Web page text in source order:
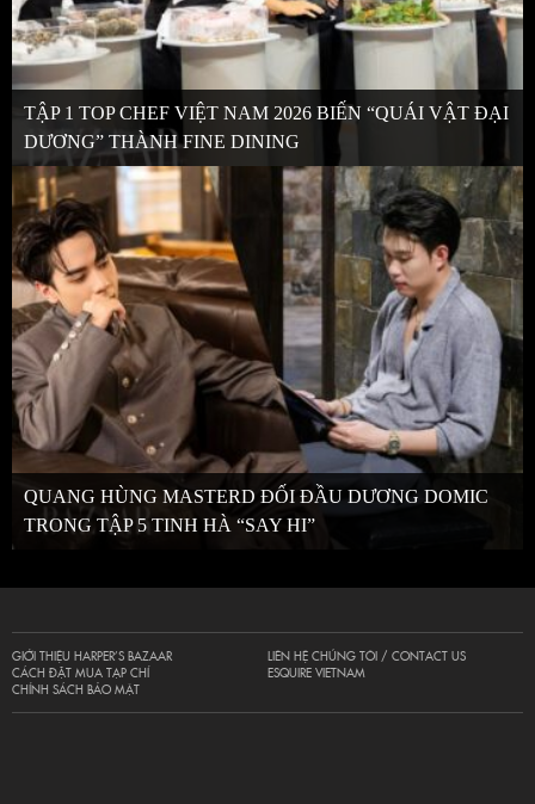
TẬP 1 TOP CHEF VIỆT NAM 2026 BIẾN “QUÁI VẬT ĐẠI
DƯƠNG” THÀNH FINE DINING
QUANG HÙNG MASTERD ĐỐI ĐẦU DƯƠNG DOMIC
TRONG TẬP 5 TINH HÀ “SAY HI”
GIỚI THIỆU HARPER’S BAZAAR
CÁCH ĐẶT MUA TẠP CHÍ
CHÍNH SÁCH BẢO MẬT
LIÊN HỆ CHÚNG TÔI / CONTACT US
ESQUIRE VIETNAM